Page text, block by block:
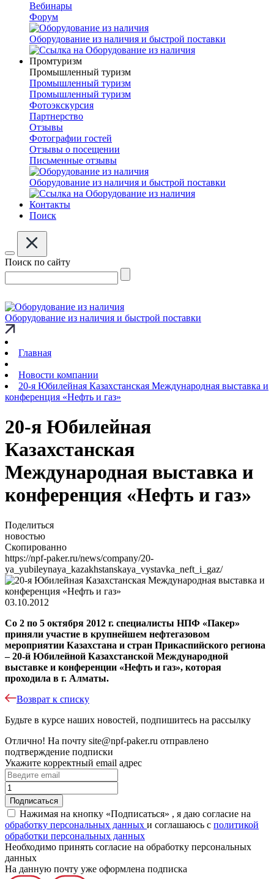
Вебинары
Форум
Оборудование из наличия и быстрой поставки
Промтуризм
Промышленный туризм
Промышленный туризм
Промышленный туризм
Фотоэкскурсия
Партнерство
Отзывы
Фотографии гостей
Отзывы о посещении
Письменные отзывы
Оборудование из наличия и быстрой поставки
Контакты
Поиск
Поиск по сайту
Оборудование из наличия и быстрой поставки
Главная
Новости компании
20-я Юбилейная Казахстанская Международная выставка и
конференция «Нефть и газ»
20-я Юбилейная
Казахстанская
Международная выставка и
конференция «Нефть и газ»
Поделиться
новостью
Скопированно
https://npf-paker.ru/news/company/20-
ya_yubileynaya_kazakhstanskaya_vystavka_neft_i_gaz/
03.10.2012
Со 2 по 5 октября 2012 г. специалисты НПФ «Пакер»
приняли участие в крупнейшем нефтегазовом
мероприятии Казахстана и стран Прикаспийского региона
– 20-й Юбилейной Казахстанской Международной
выставке и конференции «Нефть и газ», которая
проходила в г. Алматы.
Возврат к списку
Будьте в курсе наших новостей, подпишитесь на рассылку
Отлично! На почту site@npf-paker.ru отправлено
подтверждение подписки
Укажите корректный email адрес
Нажимая на кнопку «Подписаться» , я даю согласие на
обработку персональных данных и соглашаюсь c политикой
обработки персональных данных
Необходимо принять согласие на обработку персональных
данных
На данную почту уже оформлена подписка